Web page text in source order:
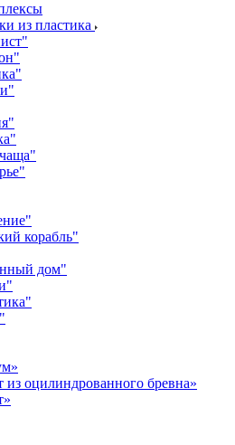
из пластика
корабль"
дом"
из оцилиндрованного бревна»